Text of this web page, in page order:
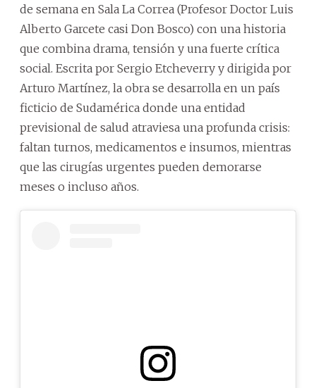
de semana en Sala La Correa (Profesor Doctor Luis
Alberto Garcete casi Don Bosco) con una historia
que combina drama, tensión y una fuerte crítica
social. Escrita por Sergio Etcheverry y dirigida por
Arturo Martínez, la obra se desarrolla en un país
ficticio de Sudamérica donde una entidad
previsional de salud atraviesa una profunda crisis:
faltan turnos, medicamentos e insumos, mientras
que las cirugías urgentes pueden demorarse
meses o incluso años.